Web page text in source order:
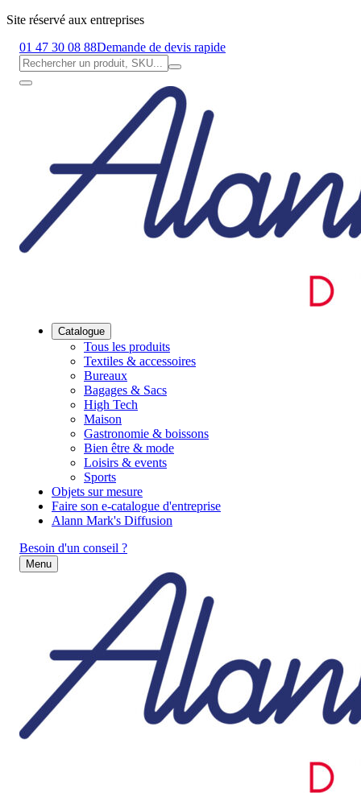
Site réservé aux entreprises
01 47 30 08 88Demande de devis rapide
Catalogue
Tous les produits
Textiles & accessoires
Bureaux
Bagages & Sacs
High Tech
Maison
Gastronomie & boissons
Bien être & mode
Loisirs & events
Sports
Objets sur mesure
Faire son e-catalogue d'entreprise
Alann Mark's Diffusion
Besoin d'un conseil ?
Menu